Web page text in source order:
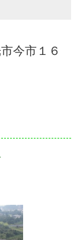
今市１６